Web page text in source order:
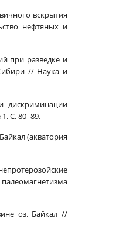
вскрытия
нефтяных и
при разведке и
// Наука и
дискриминации
С. 80–89.
(акватория
оз. Байкал //